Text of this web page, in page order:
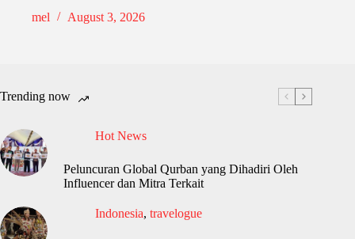
mel
August 3, 2026
Trending now
Hot News
Peluncuran Global Qurban yang Dihadiri Oleh
Influencer dan Mitra Terkait
Indonesia, travelogue